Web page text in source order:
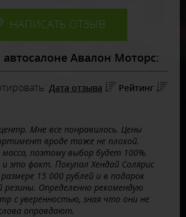
НАПИСАТЬ ОТЗЫВ
Авалон Моторс:
Дата отзыва Рейтинг
Мне все понравилось. Цены
вроде тоже не плохой.
поэтому выбор будет 100%.
и это факт. Покупал Хендай Солярис
размере 15 000 рублей и в подарок
резины. Определенно рекомендую
с уверенностью, зная что они не
оправдают.